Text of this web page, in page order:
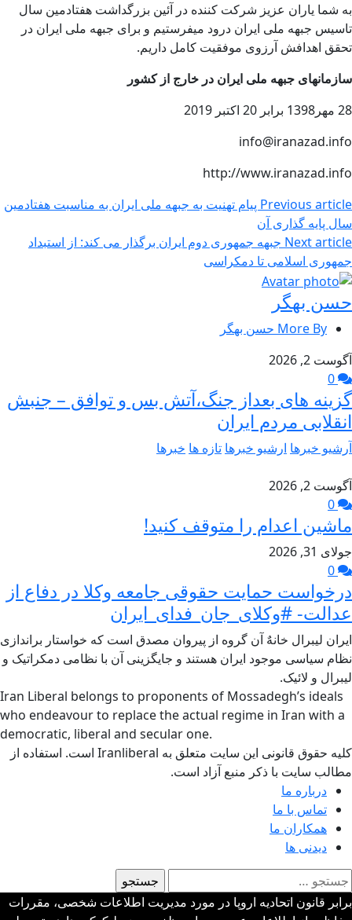
به شما یاران عزیز شرکت کننده در آئین بزرگداشت هفتادمین سال
تاسیس جبهه ملی ایران درود میفرستیم و برای جبهه ملی ایران در
تحقق اهدافش آرزوی موفقیت کامل داریم.
سازمانهای جبهه ملی ایران در خارج از کشور
28 مهر1398 برابر 20 اکتبر 2019
info@iranazad.info
http://www.iranazad.info
Previous article پیام تهنیت به جبهه ملی ایران به مناسبت هفتادمین
سال پایه گذاری آن
Next article
جبهه جمهوری دوم ایران برگذار می کند: ‫از استبداد
جمهوری اسلامی تا دمکراسی
حسن بهگر
More By حسن بهگر
آگوست 2, 2026
گزینه های بعداز جنگ،آتش بس و توافق – جنبش
انقلابی مردم ایران
آرشیو خبرها ارشیو خبرها تازه ها خبرها
آگوست 2, 2026
ماشین اعدام را متوقف کنید!
جولای 31, 2026
درخواست حمایت حقوقی جامعه وکلا در دفاع از
عدالت- #وکلای_جان_فدای_ایران
ایران لیبرال خانهٌ آن گروه از پیروان مصدق است که خواستار براندازی
نظام سیاسی موجود ایران هستند و جایگزینی آن با نظامی دمکراتیک و
لیبرال و لائیک.
Iran Liberal belongs to proponents of Mossadegh’s ideals
who endeavour to replace the actual regime in Iran with a
democratic, liberal and secular one.
کلیه حقوق قانونی این سایت متعلق به Iranliberal است. استفاده از
مطالب سایت با ذکر منبع آزاد است.
درباره ما
تماس با ما
همکاران ما
دیدنی ها
جستجو
برای:
برابر قانون اتحادیه اروپا در مورد مدیریت اطلاعات شخصی، مقررات